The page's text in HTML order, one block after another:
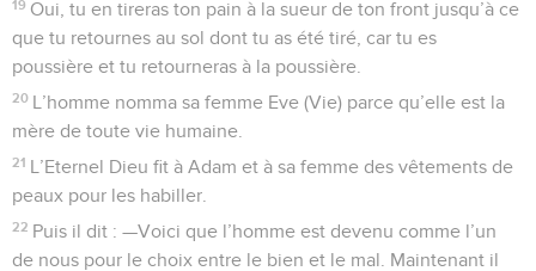
19 Oui, tu en tireras ton pain à la sueur de ton front jusqu’à ce
que tu retournes au sol dont tu as été tiré, car tu es
poussière et tu retourneras à la poussière.
20 L’homme nomma sa femme Eve (Vie) parce qu’elle est la
mère de toute vie humaine.
21 L’Eternel Dieu fit à Adam et à sa femme des vêtements de
peaux pour les habiller.
22 Puis il dit : —Voici que l’homme est devenu comme l’un
de nous pour le choix entre le bien et le mal. Maintenant il